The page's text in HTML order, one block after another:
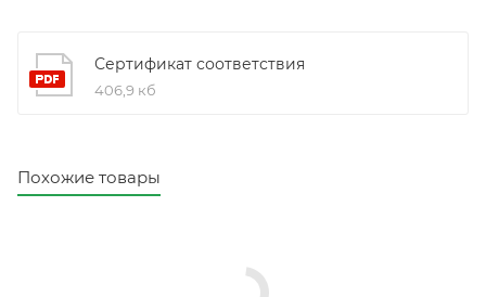
Сертификат соответствия
406,9 кб
Похожие товары